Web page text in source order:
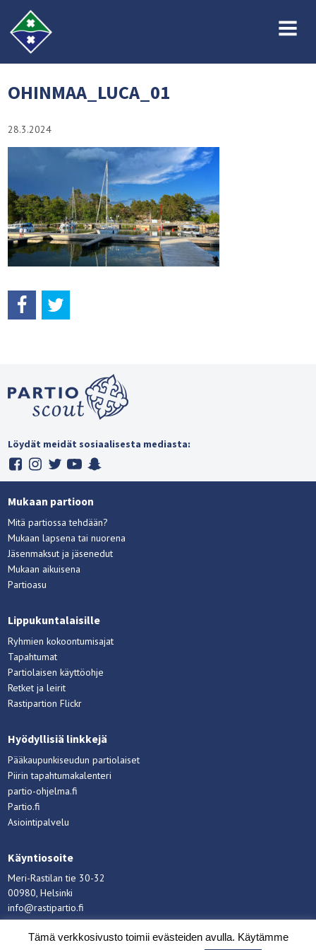
MENU
OHINMAA_LUCA_01
28.3.2024
Löydät meidät sosiaalisesta mediasta:
Mukaan partioon
Mitä partiossa tehdään?
Mukaan lapsena tai nuorena
Jäsenmaksut ja jäsenedut
Mukaan aikuisena
Partioasu
Lippukuntalaisille
Ryhmien kokoontumisajat
Tapahtumat
Partiolaisen käyttöohje
Retket ja leirit
Rastipartion Flickr
Hyödyllisiä linkkejä
Pääkaupunkiseudun partiolaiset
Piirin tapahtumakalenteri
partio-ohjelma.fi
Partio.fi
Asiointipalvelu
Käyntiosoite
Meri-Rastilan tie 30-32
00980, Helsinki
info@rastipartio.fi
Rastipartio ©Copyright2026.
Tämä verkkosivusto toimii evästeiden avulla. Käytämme